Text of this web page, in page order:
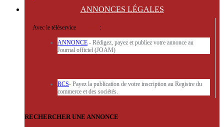
ANNONCES LÉGALES
Avec le téléservice :
ANNONCE - Rédigez, payez et publiez votre annonce au
Journal officiel (JOAM)
RCS- Payez la publication de votre inscription au Registre du
commerce et des sociétés.
RECHERCHER UNE ANNONCE